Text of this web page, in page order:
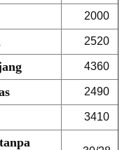
2000
2520
4360
2490
3410